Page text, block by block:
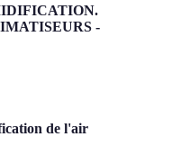
-
de l'air